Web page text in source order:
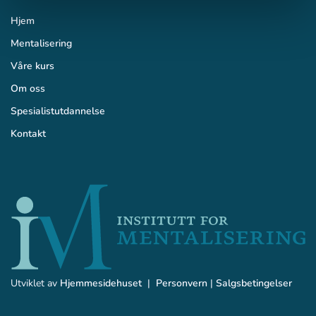
Hjem
Mentalisering
Våre kurs
Om oss
Spesialistutdannelse
Kontakt
Utviklet av Hjemmesidehuset| Personvern | Salgsbetingelser